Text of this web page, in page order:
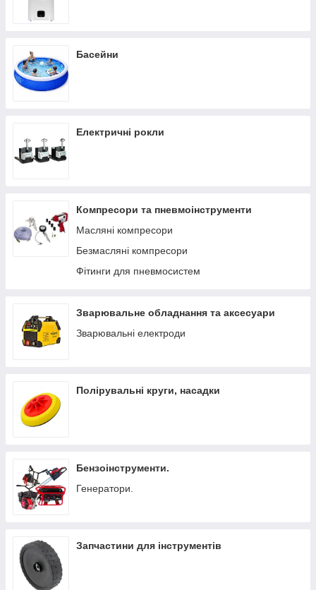
Басейни
Електричні рокли
Компресори та пневмоінструменти
Масляні компресори
Безмасляні компресори
Фітинги для пневмосистем
Зварювальне обладнання та аксесуари
Зварювальні електроди
Полірувальні круги, насадки
Бензоінструменти.
Генератори.
Запчастини для інструментів